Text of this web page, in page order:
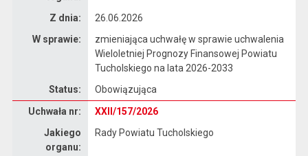
Z dnia:
26.06.2026
W sprawie:
zmieniająca uchwałę w sprawie uchwalenia
Wieloletniej Prognozy Finansowej Powiatu
Tucholskiego na lata 2026-2033
Status:
Obowiązująca
Uchwała nr:
XXII/157/2026
Jakiego
organu:
Rady Powiatu Tucholskiego